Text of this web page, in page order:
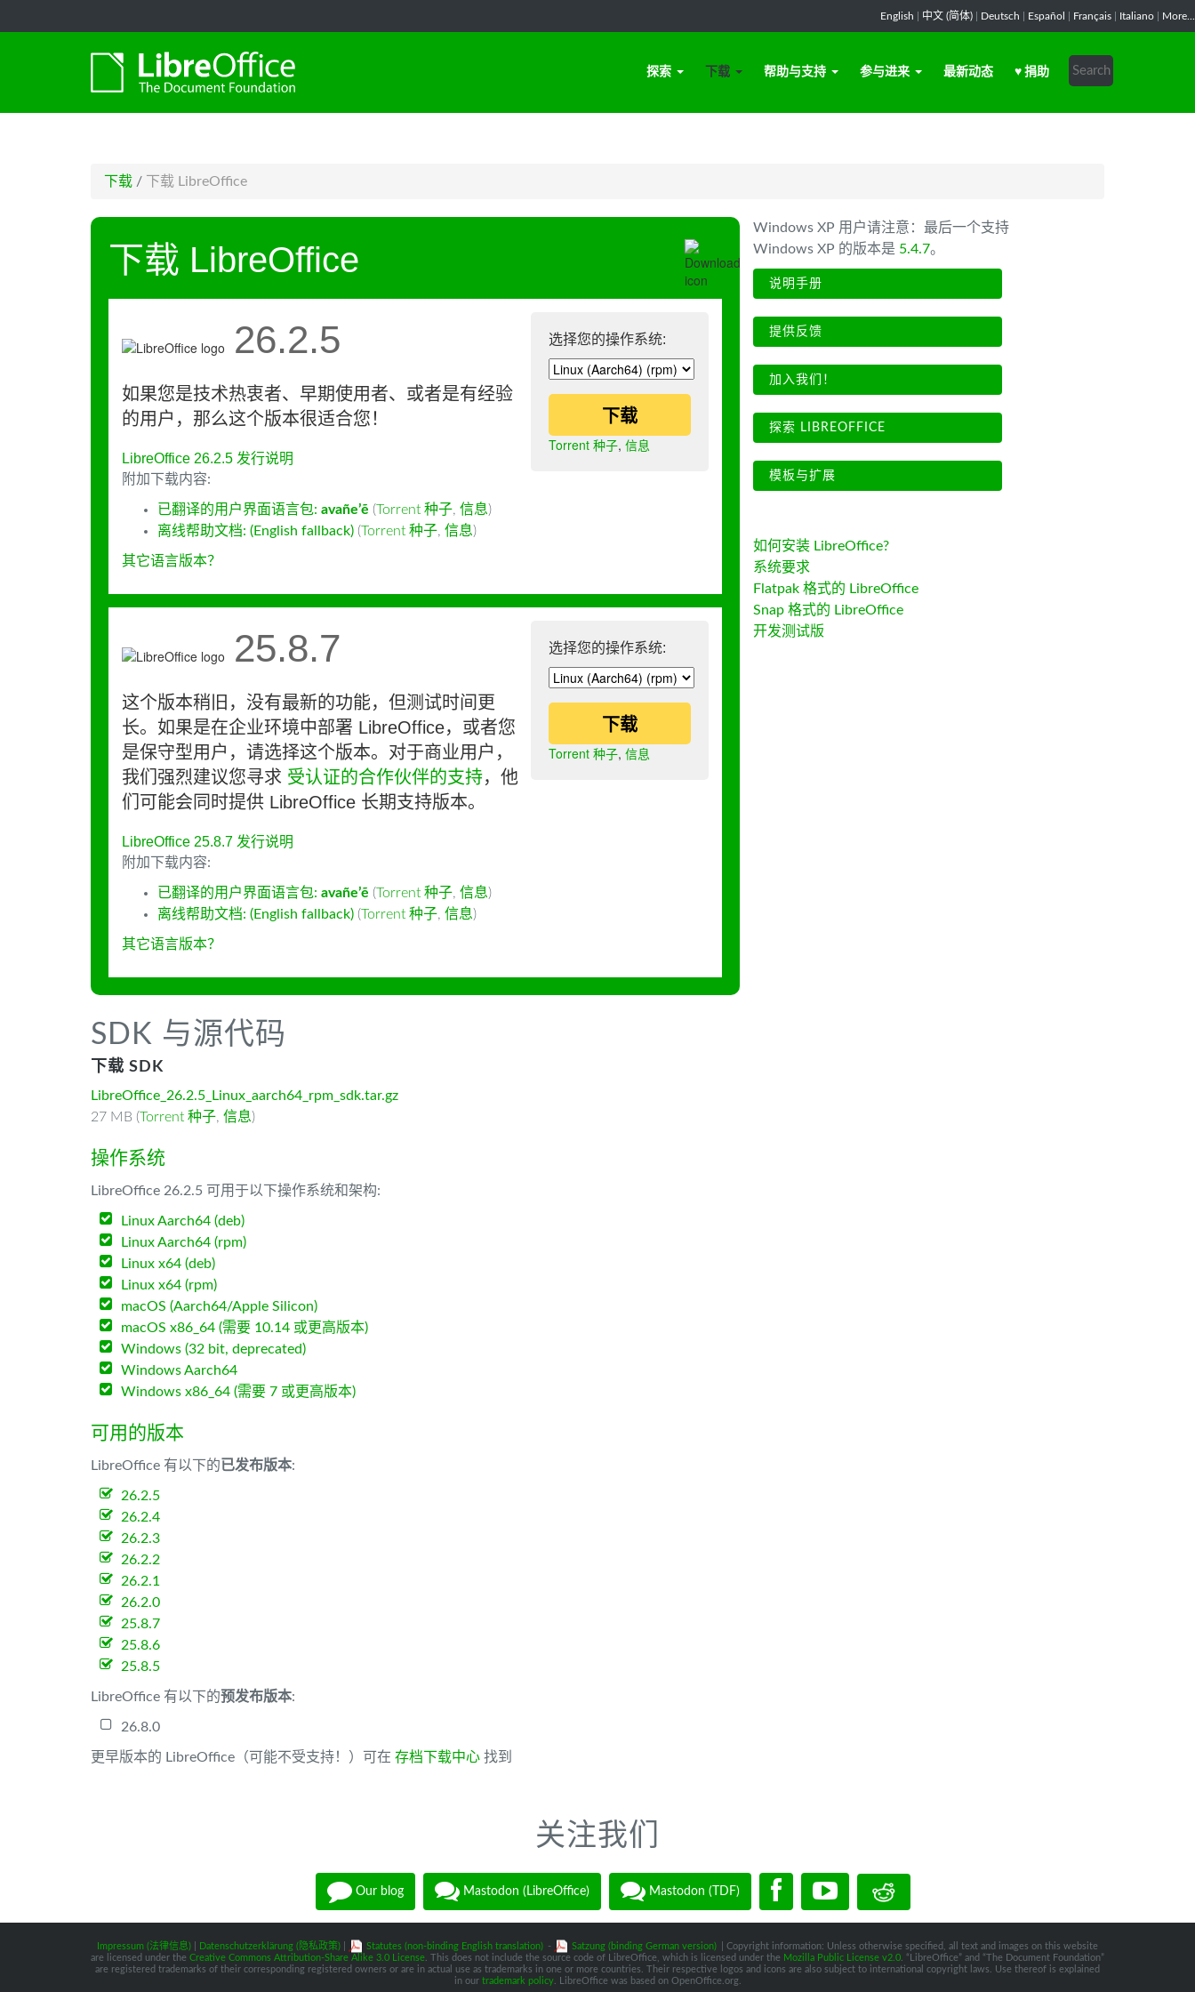
English 中文 (简体) Deutsch Español Français Italiano More...
探索 下载 帮助与支持 参与进来 最新动态 ♥ 捐助
下载 / 下载 LibreOffice
下载 LibreOffice
选择您的操作系统:
下载
Torrent 种子, 信息
26.2.5
如果您是技术热衷者、早期使用者、或者是有经验
的用户，那么这个版本很适合您！
LibreOffice 26.2.5 发行说明
附加下载内容:
已翻译的用户界面语言包: avañe’ẽ (Torrent 种子, 信息)
离线帮助文档: (English fallback) (Torrent 种子, 信息)
其它语言版本？
选择您的操作系统:
下载
Torrent 种子, 信息
25.8.7
这个版本稍旧，没有最新的功能，但测试时间更
长。如果是在企业环境中部署 LibreOffice，或者您
是保守型用户，请选择这个版本。对于商业用户，
我们强烈建议您寻求 受认证的合作伙伴的支持，他
们可能会同时提供 LibreOffice 长期支持版本。
LibreOffice 25.8.7 发行说明
附加下载内容:
已翻译的用户界面语言包: avañe’ẽ (Torrent 种子, 信息)
离线帮助文档: (English fallback) (Torrent 种子, 信息)
其它语言版本？
SDK 与源代码
下载 SDK
LibreOffice_26.2.5_Linux_aarch64_rpm_sdk.tar.gz
27 MB (Torrent 种子, 信息)
操作系统
LibreOffice 26.2.5 可用于以下操作系统和架构:
Linux Aarch64 (deb)
Linux Aarch64 (rpm)
Linux x64 (deb)
Linux x64 (rpm)
macOS (Aarch64/Apple Silicon)
macOS x86_64 (需要 10.14 或更高版本)
Windows (32 bit, deprecated)
Windows Aarch64
Windows x86_64 (需要 7 或更高版本)
可用的版本
LibreOffice 有以下的已发布版本:
26.2.5
26.2.4
26.2.3
26.2.2
26.2.1
26.2.0
25.8.7
25.8.6
25.8.5
LibreOffice 有以下的预发布版本:
26.8.0
更早版本的 LibreOffice（可能不受支持！）可在 存档下载中心 找到
Windows XP 用户请注意：最后一个支持
Windows XP 的版本是 5.4.7。
说明手册
提供反馈
加入我们！
探索 LIBREOFFICE
模板与扩展
如何安装 LibreOffice?
系统要求
Flatpak 格式的 LibreOffice
Snap 格式的 LibreOffice
开发测试版
关注我们
Our blog Mastodon (LibreOffice) Mastodon (TDF)
Impressum (法律信息) Datenschutzerklärung (隐私政策) Statutes (non-binding English translation) - Satzung (binding German version)
| Copyright information: Unless otherwise specified, all text and images on this website
are licensed under the Creative Commons Attribution-Share Alike 3.0 License . This does not include the source code of LibreOffice, which is licensed under the Mozilla Public License v2.0 . “LibreOffice” and “The Document Foundation”
are registered trademarks of their corresponding registered owners or are in actual use as trademarks in one or more countries. Their respective logos and icons are also subject to international copyright laws. Use thereof is explained
in our trademark policy. LibreOffice was based on OpenOffice.org.